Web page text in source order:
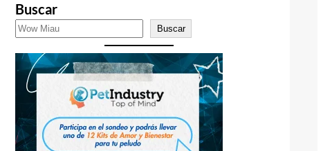
Buscar
Buscar